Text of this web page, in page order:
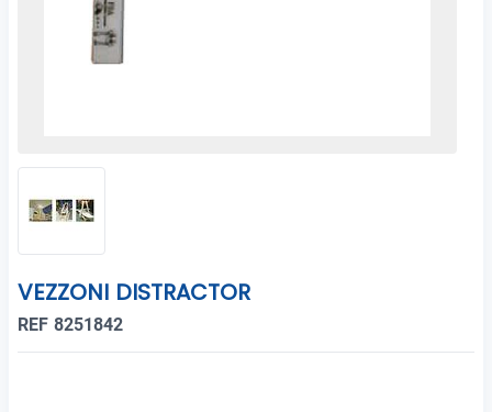
VEZZONI DISTRACTOR
REF 8251842